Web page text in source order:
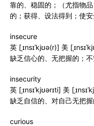
靠的、稳固的；（尤指物
的；获得、设法得到；使
insecure
英 [ˌɪnsɪˈkjʊə(r)] 美
缺乏信心的、无把握的；
insecurity
英 [ˌɪnsɪˈkjʊərɪti] 美
缺乏自信的、对自己无把
curious